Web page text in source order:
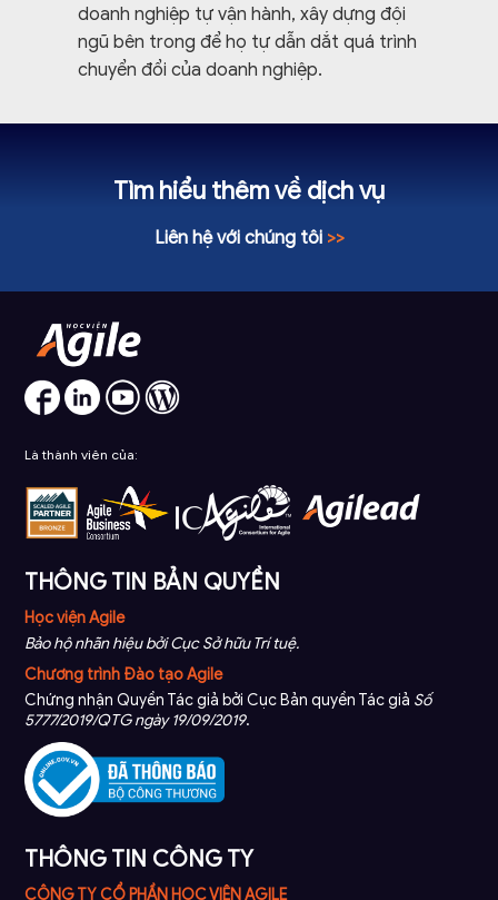
doanh nghiệp tự vận hành, xây dựng đội
ngũ bên trong để họ tự dẫn dắt quá trình
chuyển đổi của doanh nghiệp.
Tìm hiểu thêm về dịch vụ
Liên hệ với chúng tôi>>
Là thành viên của:
THÔNG TIN BẢN QUYỀN
Học viện Agile
Bảo hộ nhãn hiệu bởi Cục Sở hữu Trí tuệ.
Chương trình Đào tạo Agile
Chứng nhận Quyền Tác giả bởi Cục Bản quyền Tác giả Số
5777/2019/QTG ngày 19/09/2019.
THÔNG TIN CÔNG TY
CÔNG TY CỔ PHẦN HỌC VIỆN AGILE